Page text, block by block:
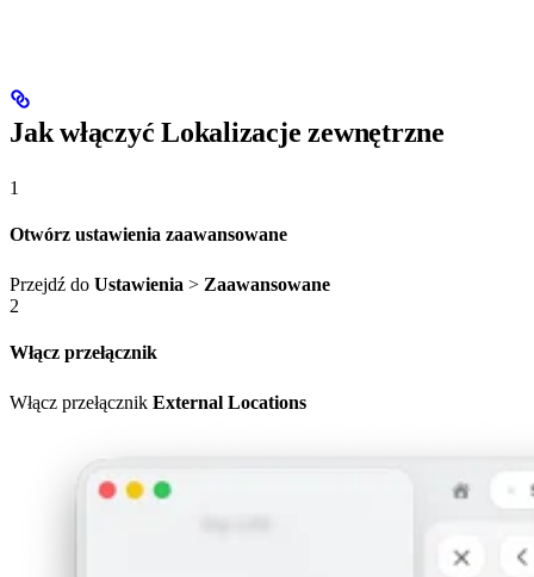
Jak włączyć Lokalizacje zewnętrzne
1
Otwórz ustawienia zaawansowane
Przejdź do Ustawienia > Zaawansowane
2
Włącz przełącznik
Włącz przełącznik External Locations